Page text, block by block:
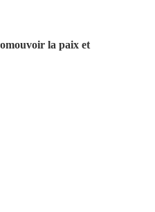
la paix et